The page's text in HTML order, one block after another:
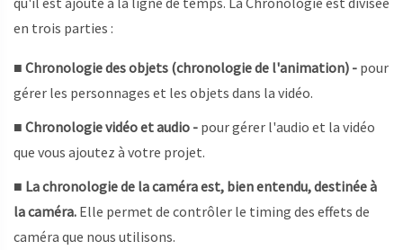
en trois parties :
■ Chronologie des objets (chronologie de l'animation) - pour
gérer les personnages et les objets dans la vidéo.
■ Chronologie vidéo et audio - pour gérer l'audio et la vidéo
que vous ajoutez à votre projet.
■ La chronologie de la caméra est, bien entendu, destinée à
la caméra. Elle permet de contrôler le timing des effets de
caméra que nous utilisons.